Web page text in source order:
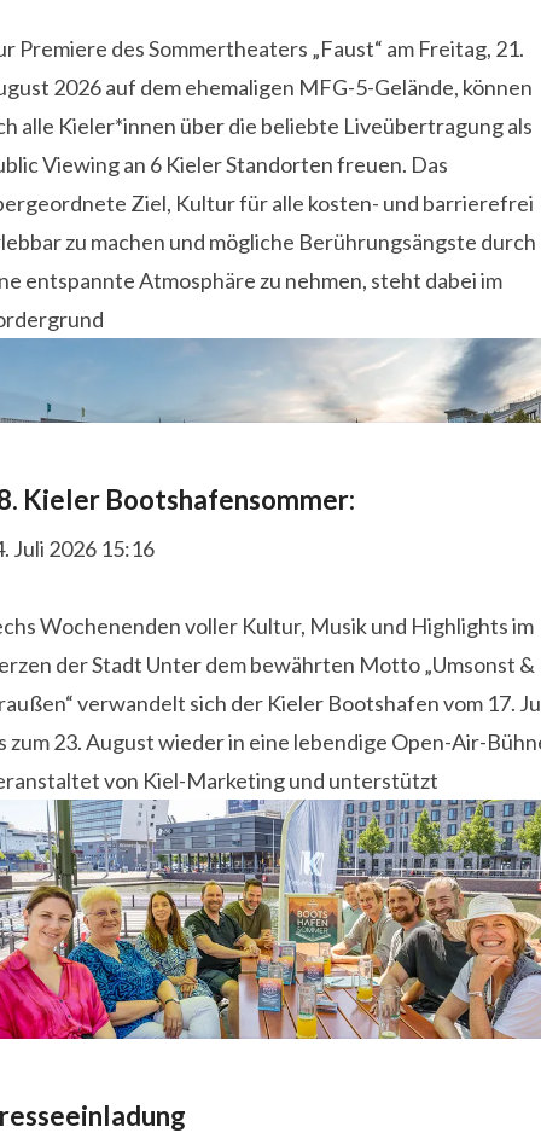
Premiere des Sommertheaters „Faust“ am Freitag, 21.
2026 auf dem ehemaligen MFG-5-Gelände, können
alle Kieler*innen über die beliebte Liveübertragung als
Viewing an 6 Kieler Standorten freuen. Das
Ziel, Kultur für alle kosten- und barrierefrei
zu machen und mögliche Berührungsängste durch
entspannte Atmosphäre zu nehmen, steht dabei im
Kieler Bootshafensommer:
Juli 2026 15:16
Wochenenden voller Kultur, Musik und Highlights im
der Stadt Unter dem bewährten Motto „Umsonst &
verwandelt sich der Kieler Bootshafen vom 17.
zum 23. August wieder in eine lebendige Open-Air-
von Kiel-Marketing und unterstützt